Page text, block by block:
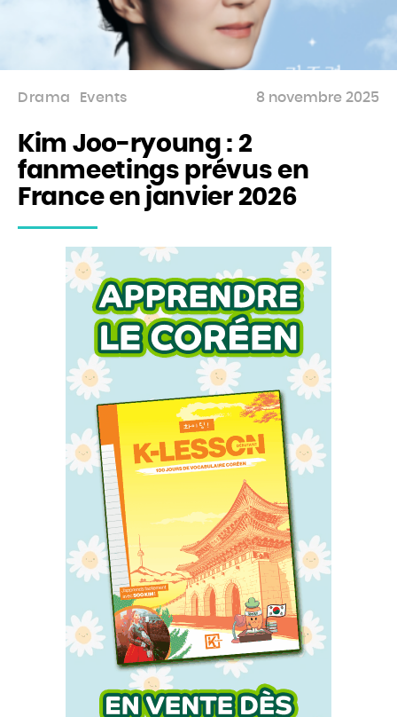
Drama Events
Kim Joo-ryoung : 2
fanmeetings prévus en
France en janvier 2026
8 novembre 2025